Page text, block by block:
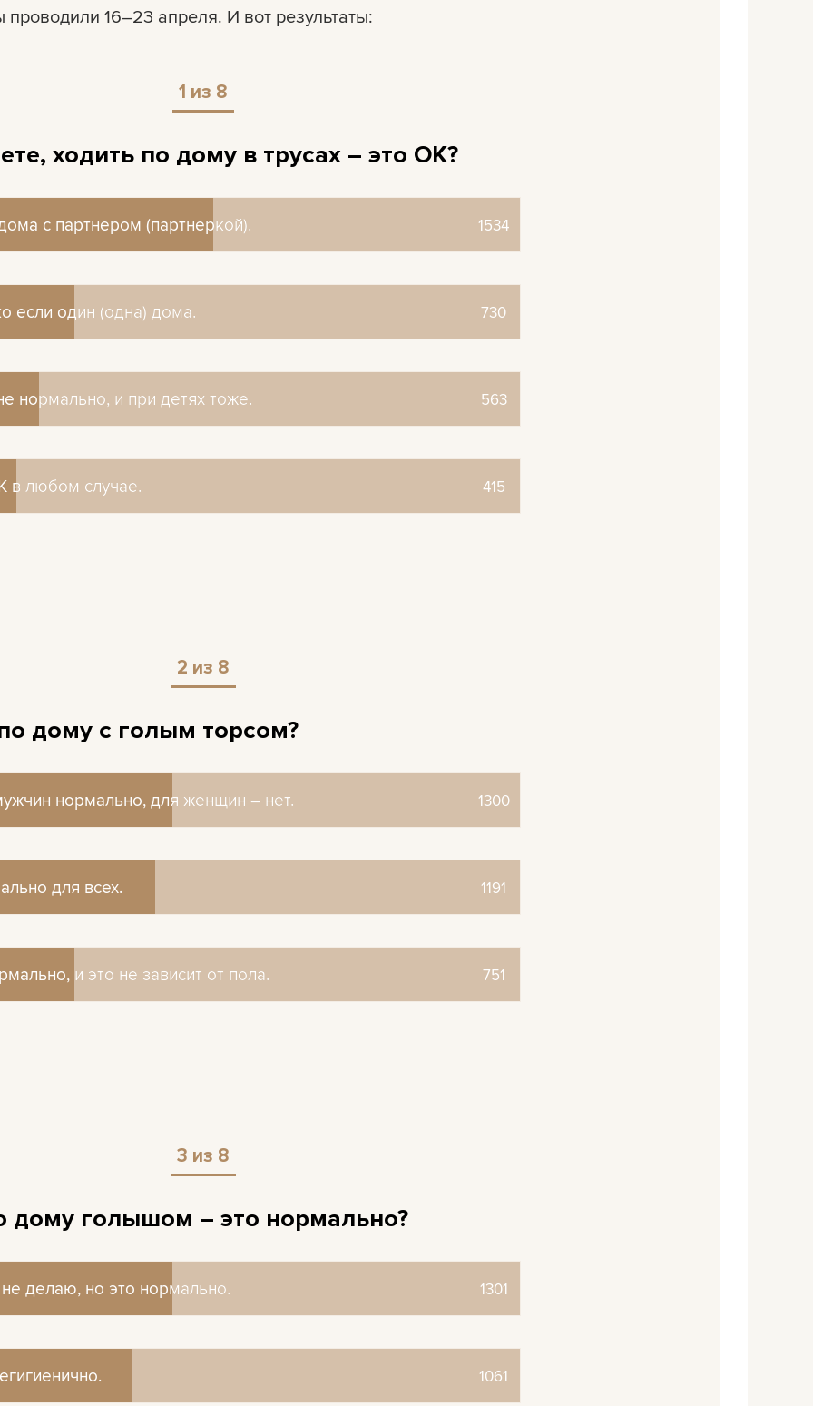
16–23 апреля. И вот результаты:
1 из 8
ходить по дому в трусах – это ОК?
1534
с партнером (партнеркой).
с партнером (партнеркой).
730
если один (одна) дома.
если один (одна) дома.
563
нормально, и при детях тоже.
нормально, и при детях тоже.
415
в любом случае.
в любом случае.
2 из 8
дому с голым торсом?
1300
нормально, для женщин – нет.
нормально, для женщин – нет.
1191
для всех.
для всех.
751
и это не зависит от пола.
и это не зависит от пола.
3 из 8
дому голышом – это нормально?
1301
делаю, но это нормально.
делаю, но это нормально.
1061